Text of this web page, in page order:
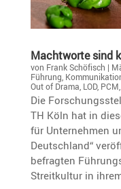
Macht­worte sind
von Frank Schöfisch |
Führung
Out of Drama LOD, PCM
Die
TH Köln hat in
für Unternehmen
Deutschland“
befragten
Streitkultur in